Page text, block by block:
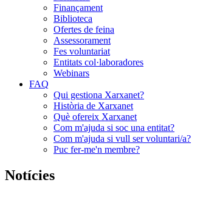
Finançament
Biblioteca
Ofertes de feina
Assessorament
Fes voluntariat
Entitats col·laboradores
Webinars
FAQ
Qui gestiona Xarxanet?
Història de Xarxanet
Què ofereix Xarxanet
Com m'ajuda si soc una entitat?
Com m'ajuda si vull ser voluntari/a?
Puc fer-me'n membre?
Notícies